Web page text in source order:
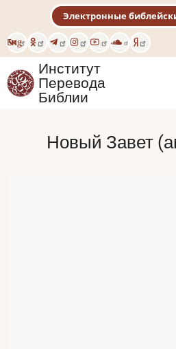
основному
содержанию
Eng
Электронные
Институт
Перевода
Библии
Новый Завет